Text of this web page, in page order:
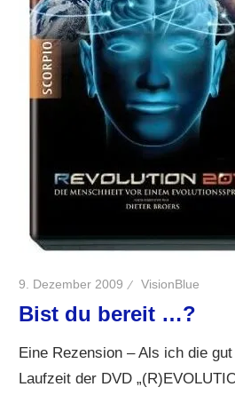
9. Dezember 2009 VisionBlue
Bist du bereit …?
Eine Rezension – Als ich die
Laufzeit der DVD